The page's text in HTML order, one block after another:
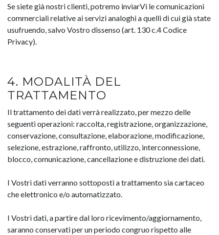
Se siete già nostri clienti, potremo inviarVi le comunicazioni
commerciali relative ai servizi analoghi a quelli di cui già state
usufruendo, salvo Vostro dissenso (art. 130 c.4 Codice
Privacy).
4. MODALITÀ DEL
TRATTAMENTO
Il trattamento dei dati verrà realizzato, per mezzo delle
seguenti operazioni: raccolta, registrazione, organizzazione,
conservazione, consultazione, elaborazione, modificazione,
selezione, estrazione, raffronto, utilizzo, interconnessione,
blocco, comunicazione, cancellazione e distruzione dei dati.
I Vostri dati verranno sottoposti a trattamento sia cartaceo
che elettronico e/o automatizzato.
I Vostri dati, a partire dal loro ricevimento/aggiornamento,
saranno conservati per un periodo congruo rispetto alle